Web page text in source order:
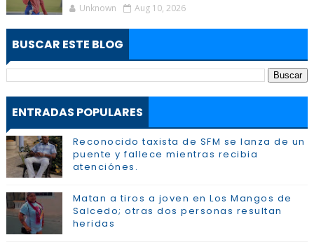
Unknown Aug 10, 2026
BUSCAR ESTE BLOG
ENTRADAS POPULARES
Reconocido taxista de SFM se lanza de un
puente y fallece mientras recibia
atenciónes.
Matan a tiros a joven en Los Mangos de
Salcedo; otras dos personas resultan
heridas